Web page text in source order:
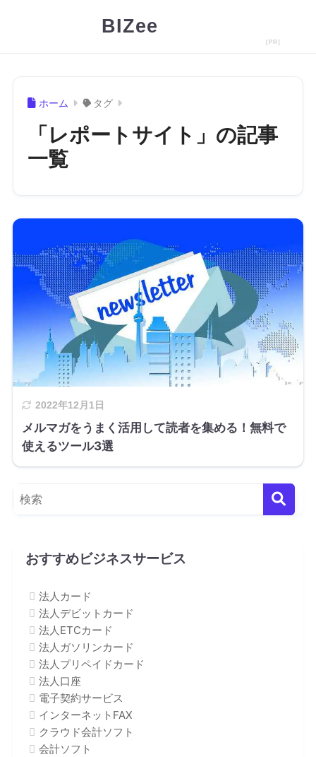
BIZee
ホーム タグ
「レポートサイト」の記事
一覧
2022年12月1日
メルマガをうまく活用して読者を集める！無料で
使えるツール3選
おすすめビジネスサービス
法人カード
法人デビットカード
法人ETCカード
法人ガソリンカード
法人プリペイドカード
法人口座
電子契約サービス
インターネットFAX
クラウド会計ソフト
会計ソフト